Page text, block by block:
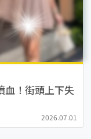
血！街頭上下失
2026.07.01